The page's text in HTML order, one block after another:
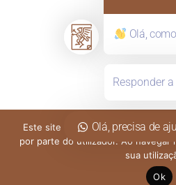
Olá,
Olá, precisa de
Este site utiliza cookies para
por parte do utilizador. Ao navegar
sua
Ok